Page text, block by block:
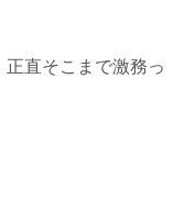
直そこまで激務っ